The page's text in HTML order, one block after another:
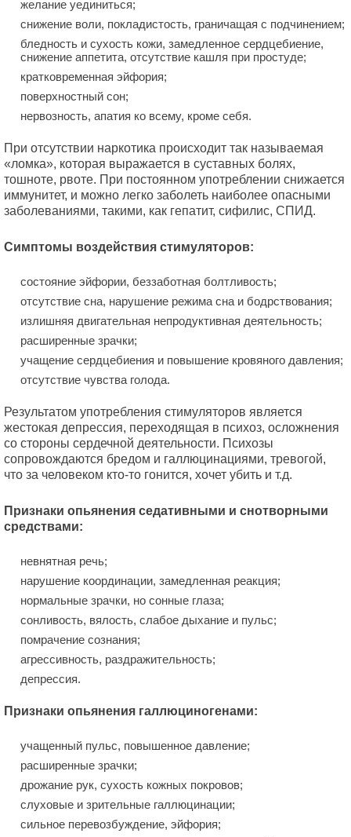
желание уединиться;
снижение воли, покладистость, граничащая с подчинением;
бледность и сухость кожи, замедленное сердцебиение,
снижение аппетита, отсутствие кашля при простуде;
кратковременная эйфория;
поверхностный сон;
нервозность, апатия ко всему, кроме себя.
При отсутствии наркотика происходит так называемая
«ломка», которая выражается в суставных болях,
тошноте, рвоте. При постоянном употреблении снижается
иммунитет, и можно легко заболеть наиболее опасными
заболеваниями, такими, как гепатит, сифилис, СПИД.
Симптомы воздействия стимуляторов:
состояние эйфории, беззаботная болтливость;
отсутствие сна, нарушение режима сна и бодрствования;
излишняя двигательная непродуктивная деятельность;
расширенные зрачки;
учащение сердцебиения и повышение кровяного давления;
отсутствие чувства голода.
Результатом употребления стимуляторов является
жестокая депрессия, переходящая в психоз, осложнения
со стороны сердечной деятельности. Психозы
сопровождаются бредом и галлюцинациями, тревогой,
что за человеком кто-то гонится, хочет убить и т.д.
Признаки опьянения седативными и снотворными
средствами:
невнятная речь;
нарушение координации, замедленная реакция;
нормальные зрачки, но сонные глаза;
сонливость, вялость, слабое дыхание и пульс;
помрачение сознания;
агрессивность, раздражительность;
депрессия.
Признаки опьянения галлюциногенами:
учащенный пульс, повышенное давление;
расширенные зрачки;
дрожание рук, сухость кожных покровов;
слуховые и зрительные галлюцинации;
сильное перевозбуждение, эйфория;